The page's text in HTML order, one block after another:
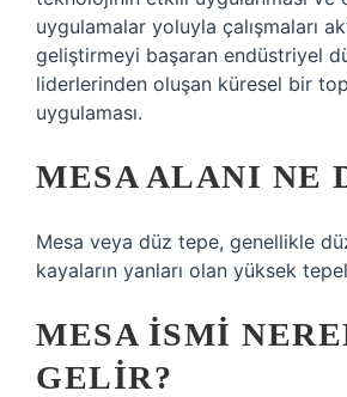
uygulamalar yoluyla çalışmaları
geliştirmeyi başaran endüstriyel
liderlerinden oluşan küresel bir
uygulaması.
MESA ALANI NE
Mesa veya düz tepe, genellikle
kayaların yanları olan yüksek
MESA ISMI
GELIR?